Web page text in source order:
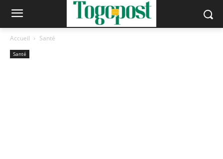
Accueil Santé
Santé